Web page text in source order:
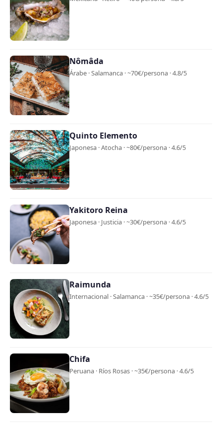
Nômâda
Árabe · Salamanca · ~70€/persona · 4.8/5
Quinto Elemento
Japonesa · Atocha · ~80€/persona · 4.6/5
Yakitoro Reina
Japonesa · Justicia · ~30€/persona · 4.6/5
Raimunda
Internacional · Salamanca · ~35€/persona · 4.6/5
Chifa
Peruana · Ríos Rosas · ~35€/persona · 4.6/5